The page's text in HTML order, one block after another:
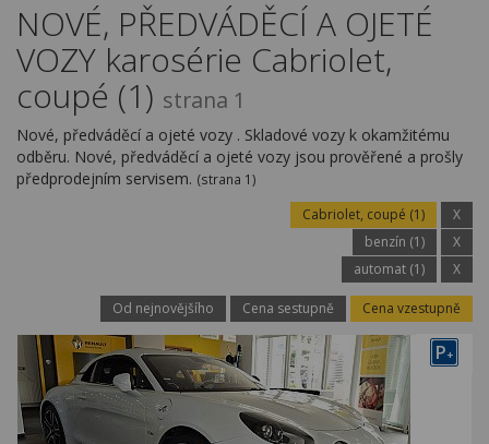
Kontakty
NOVÉ, PŘEDVÁDĚCÍ A OJETÉ
VOZY karosérie Cabriolet,
coupé (1) strana 1
Nové, předváděcí a ojeté vozy . Skladové vozy k okamžitému
odběru. Nové, předváděcí a ojeté vozy jsou prověřené a prošly
předprodejním servisem. (strana 1)
Cabriolet, coupé (1)
X
benzín (1)
X
automat (1)
X
Od nejnovějšího Cena sestupně Cena vzestupně
P+